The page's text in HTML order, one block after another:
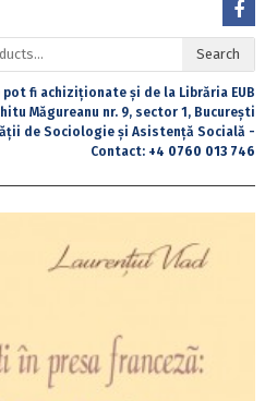
Search
pot fi achiziționate și de la Librăria EUB
Măgureanu nr. 9, sector 1, București
de Sociologie și Asistență Socială -
Contact: +4 0760 013 746